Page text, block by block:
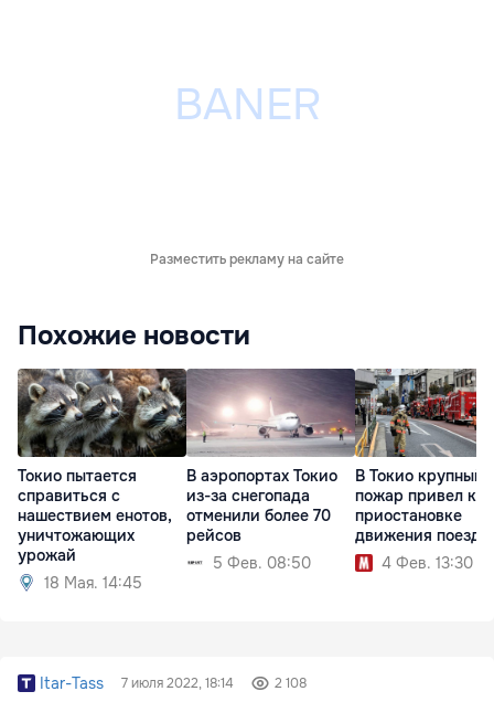
Разместить рекламу на сайте
Похожие новости
Токио пытается
справиться с
нашествием енотов,
уничтожающих
урожай
18 Мая. 14:45
В аэропортах Токио
из-за снегопада
отменили более 70
рейсов
5 Фев. 08:50
В Токио крупный
пожар привел к
приостановке
движения
4 Фев. 13:30
Itar-Tass 7 июля 2022, 18:14 2 108